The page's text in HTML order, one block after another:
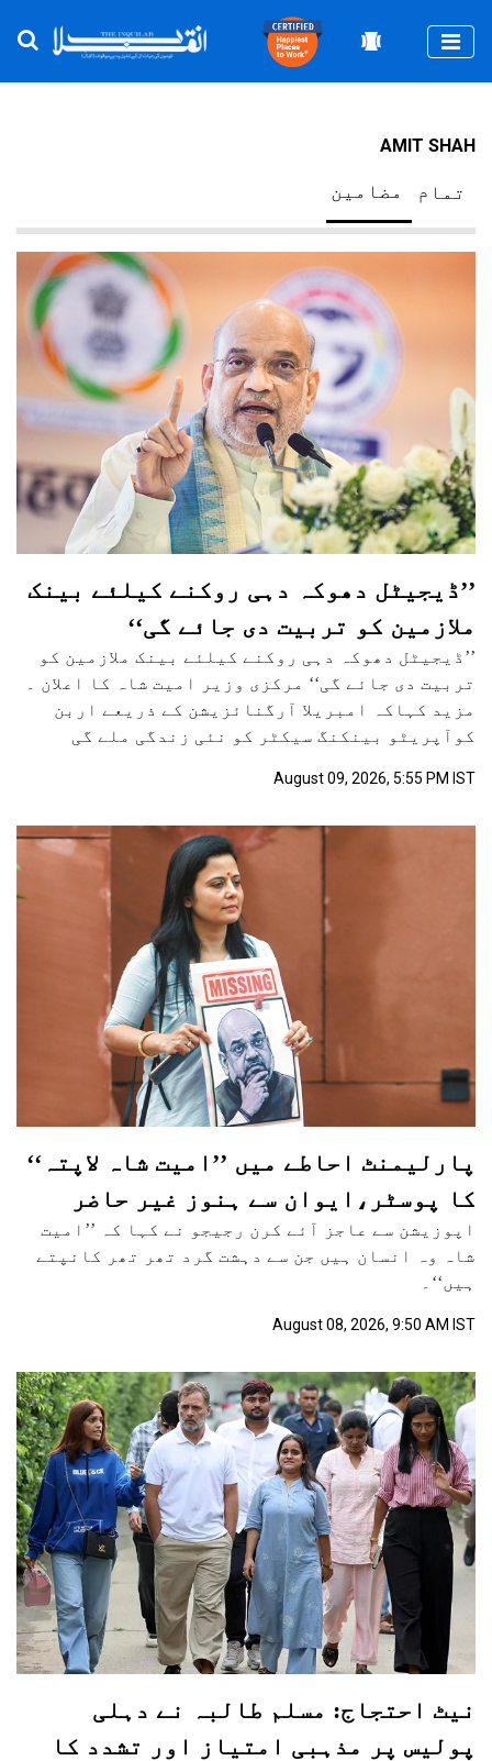
AMIT SHAH
مضامین تمام
’’ڈیجیٹل دھوکہ دہی روکنے کیلئے بینک
ملازمین کو تربیت دی جائے گی‘‘
’’ڈیجیٹل دھوکہ دہی روکنے کیلئے بینک ملازمین کو
تربیت دی جائے گی‘‘ مرکزی وزیر امیت شاہ کا اعلان ۔
مزید کہاکہ امبریلا آرگنائزیشن کے ذریعے اربن
کوآپریٹو بینکنگ سیکٹر کو نئی زندگی ملے گی
August 09, 2026, 5:55 PM IST
پارلیمنٹ احاطے میں ’’امیت شاہ لاپتہ‘‘
کا پوسٹر،ایوان سے ہنوز غیر حاضر
اپوزیشن سے عاجز آئے کرن رجیجو نے کہا کہ ’’امیت
شاہ وہ انسان ہیں جن سے دہشت گرد تھر تھر کانپتے
ہیں‘‘۔
August 08, 2026, 9:50 AM IST
نیٹ احتجاج: مسلم طالبہ نے دہلی
پولیس پر مذہبی امتیاز اور تشدد کا